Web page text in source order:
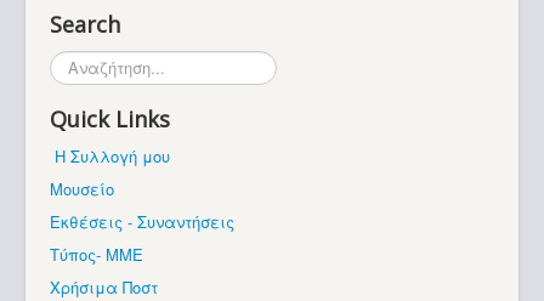
Μουσείο
Search
Αναζήτηση...
Quick Links
Η Συλλογή μου
Μουσείο
Εκθέσεις - Συναντήσεις
Τύπος- ΜΜΕ
Χρήσιμα Ποστ